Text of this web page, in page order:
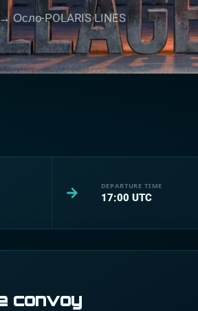
Осло-POLARIS LINES
DEPARTURE TIME
17:00 UTC
convoy